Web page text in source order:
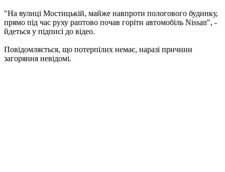
"На вулиці Мостицькій, майже навпроти пологового будинку,
прямо під час руху раптово почав горіти автомобіль Nissan", -
йдеться у підписі до відео.
Повідомляється, що потерпілих немає, наразі причини
загоряння невідомі.